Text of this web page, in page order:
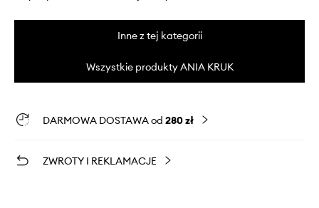
Inne z tej kategorii
Wszystkie produkty ANIA KRUK
DARMOWA DOSTAWA od 280 zł
ZWROTY I REKLAMACJE